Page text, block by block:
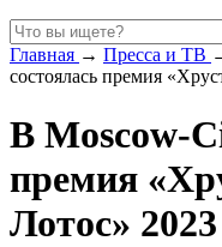
Главная → Пресса и ТВ
состоялась премия
В Moscow-
премия
Лотос» 2023